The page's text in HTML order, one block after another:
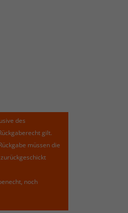
des
gilt.
müssen die
noch